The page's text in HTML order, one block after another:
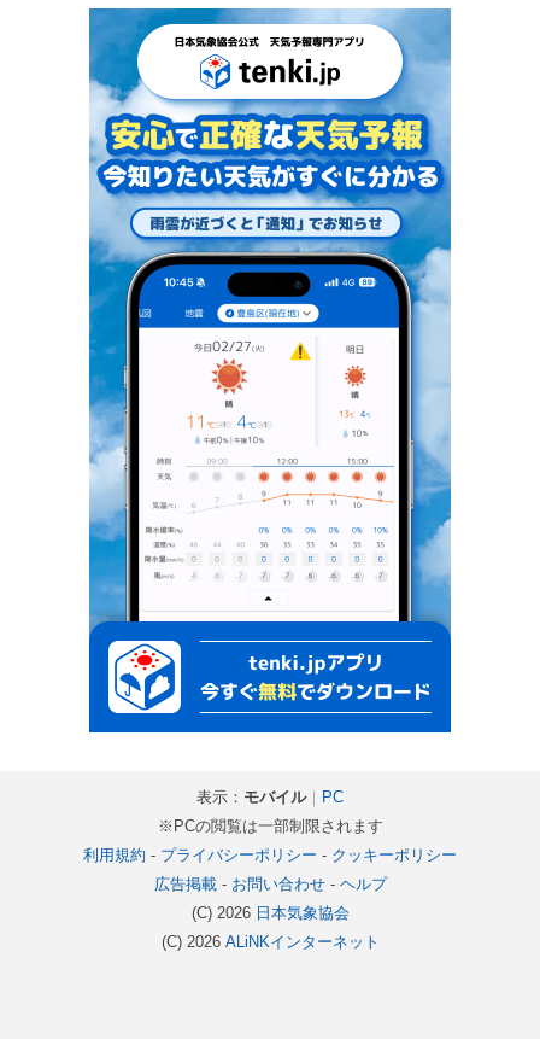
表示： モバイル｜
PC
※PCの閲覧は一部制限されます
利用規約 - プライバシーポリシー - クッキーポリシー
広告掲載- お問い合わせ- ヘルプ
(C) 2026 日本気象協会
(C) 2026 ALiNKインターネット